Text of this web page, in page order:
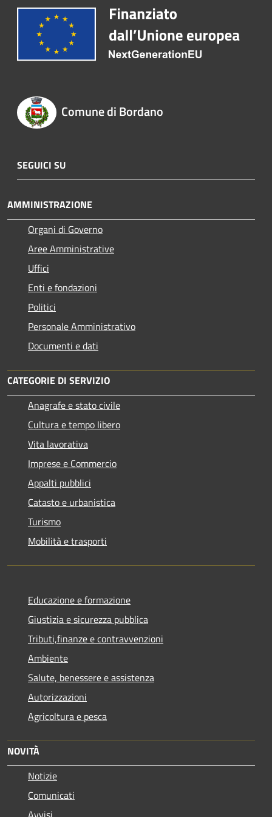
Comune di Bordano
SEGUICI SU
AMMINISTRAZIONE
Organi di Governo
Aree Amministrative
Uffici
Enti e fondazioni
Politici
Personale Amministrativo
Documenti e dati
CATEGORIE DI SERVIZIO
Anagrafe e stato civile
Cultura e tempo libero
Vita lavorativa
Imprese e Commercio
Appalti pubblici
Catasto e urbanistica
Turismo
Mobilità e trasporti
Educazione e formazione
Giustizia e sicurezza pubblica
Tributi,finanze e contravvenzioni
Ambiente
Salute, benessere e assistenza
Autorizzazioni
Agricoltura e pesca
NOVITÀ
Notizie
Comunicati